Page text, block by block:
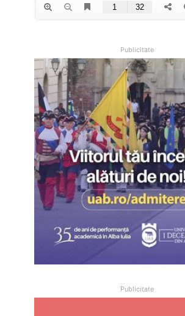
Publicitate
Publicitate